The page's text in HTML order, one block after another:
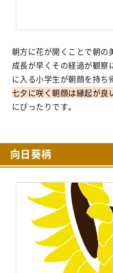
朝方に花が開くことで朝の
成長が早くその経過が観
に入る小学生が朝顔を持ち
七夕に咲く朝顔は縁起が良
にぴったりです。
向日葵柄